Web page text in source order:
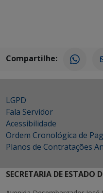
Compartilhe:
LGPD
Fala Servidor
Acessibilidade
Ordem Cronológica de
Planos de Contratações
SECRETARIA DE ESTADO